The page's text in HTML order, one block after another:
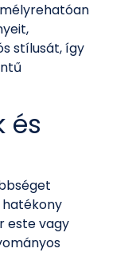
stílusát, így
és
hatékony
este vagy